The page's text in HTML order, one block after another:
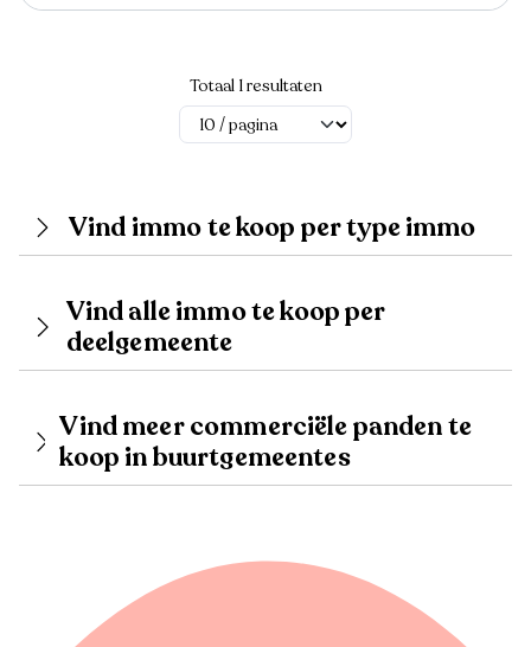
Totaal 1 resultaten
Vind immo te koop per type immo
Vind alle immo te koop per
deelgemeente
Vind meer commerciële panden te
koop in buurtgemeentes